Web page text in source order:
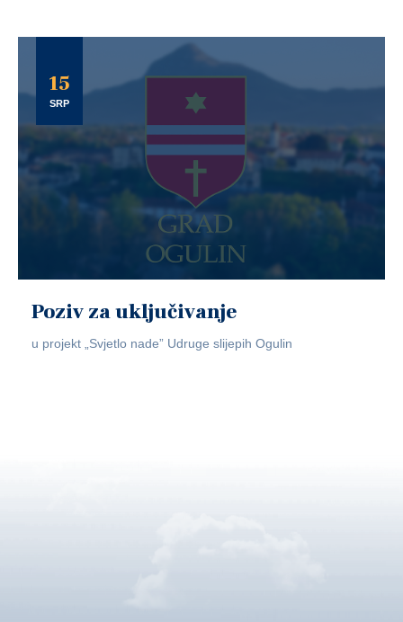
15
SRP
Poziv za uključivanje
u projekt „Svjetlo nade” Udruge slijepih Ogulin